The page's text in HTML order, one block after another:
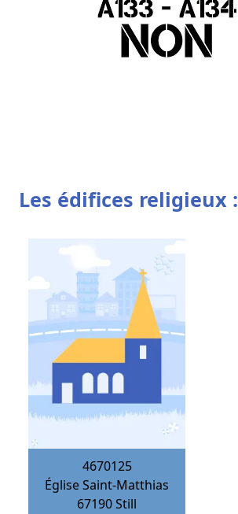
Les édifices religieux :
4670125
Église Saint-Matthias
67190Still